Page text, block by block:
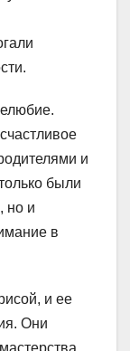
и
были
но и
в
и ее
Они